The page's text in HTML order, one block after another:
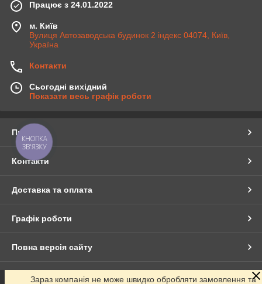
Працює з 24.01.2022
м. Київ
Вулиця Автозаводська будинок 2 індекс 04074, Київ,
Україна
Контакти
Сьогодні вихідний
Показати весь графік роботи
Про нас
Контакти
Доставка та оплата
Графік роботи
Повна версія сайту
Сайт створено на маркетплейсі Prom.ua
Зараз компанія не може швидко обробляти замовлення та
КНОПКА
ЗВ'ЯЗКУ